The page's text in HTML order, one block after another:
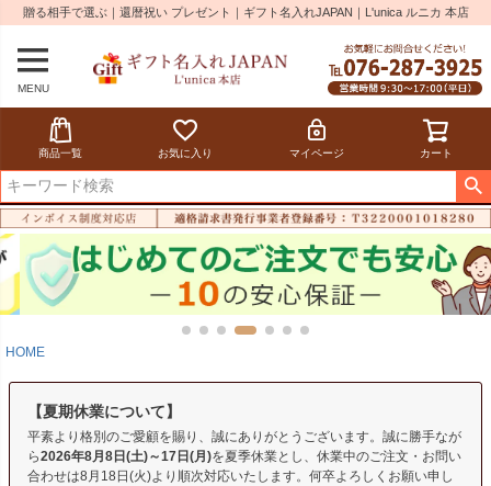
贈る相手で選ぶ｜還暦祝い プレゼント｜ギフト名入れJAPAN｜L'unica ルニカ 本店
MENU
商品一覧 お気に入り マイページ カート
HOME
【夏期休業について】
平素より格別のご愛顧を賜り、誠にありがとうございます。誠に勝手なが
ら2026年8月8日(土)～17日(月)を夏季休業とし、休業中のご注文・お問い
合わせは8月18日(火)より順次対応いたします。何卒よろしくお願い申し